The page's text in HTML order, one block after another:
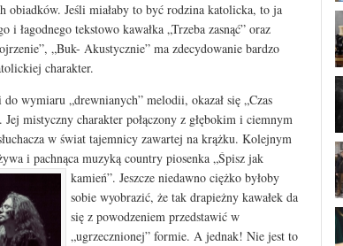
obiadków. Jeśli miałaby to być rodzina katolicka, to ja
łagodnego tekstowo kawałka „Trzeba zasnąć” oraz
„Buk- Akustycznie” ma zdecydowanie bardzo
charakter.
wymiaru „drewnianych” melodii, okazał się „Czas
mistyczny charakter połączony z głębokim i ciemnym
w świat tajemnicy zawartej na krążku. Kolejnym
i pachnąca muzyką country piosenka „Śpisz jak
kamień”. Jeszcze niedawno ciężko byłoby
sobie wyobrazić, że tak drapieżny kawałek da
się z powodzeniem przedstawić w
„ugrzecznionej” formie. A jednak! Nie jest to